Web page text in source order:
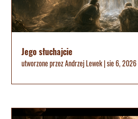
Jego słuchajcie
utworzone przezAndrzej Lewek|sie 6, 2026